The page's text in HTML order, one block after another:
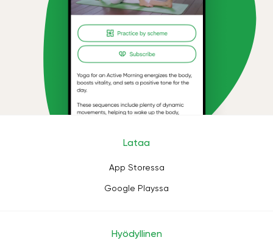
Lataa
App Storessa
Google Playssa
Hyödyllinen